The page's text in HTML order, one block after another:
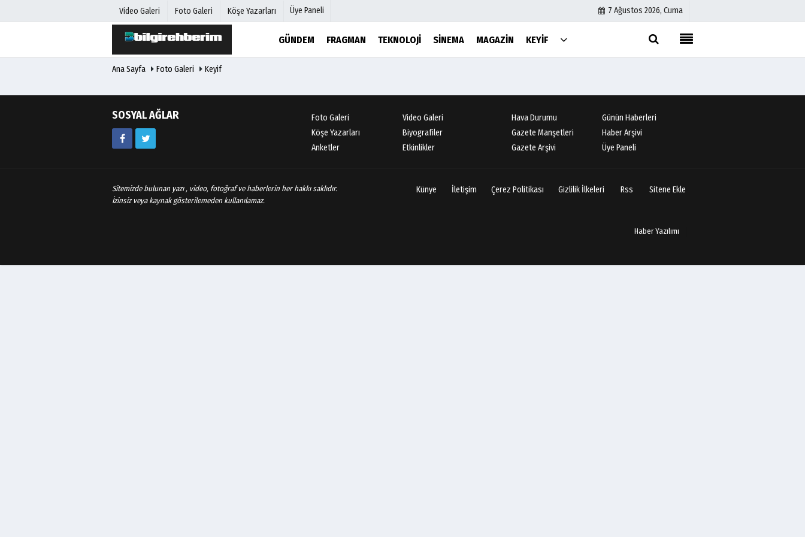
Video Galeri Foto Galeri Köşe Yazarları Üye Paneli 7 Ağustos 2026, Cuma
GÜNDEM FRAGMAN TEKNOLOJI SINEMA MAGAZIN KEYIF
Etkinlikler
Gizlilik İlkeleri
Ana Sayfa Foto Galeri Keyif
SOSYAL AĞLAR Foto Galeri
Video Galeri
Köşe Yazarları
Biyografiler
Anketler
Etkinlikler
Hava Durumu
Günün Haberleri
Gazete Manşetleri
Haber Arşivi
Gazete Arşivi
Üye Paneli
Sitemizde bulunan yazı , video, fotoğraf ve haberlerin her hakkı saklıdır.
İzinsiz veya kaynak gösterilemeden kullanılamaz.
Künye İletişim Çerez Politikası Gizlilik İlkeleri Rss Sitene Ekle
Haber Yazılımı